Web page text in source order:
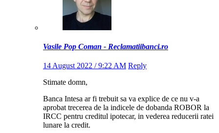
Vasile Pop Coman - Reclamatiibanci.ro
14 August 2022 / 9:22 AM Reply
Stimate domn,
Banca Intesa ar fi trebuit sa va explice de ce nu v-a
aprobat trecerea de la indicele de dobanda ROBOR la
IRCC pentru creditul ipotecar, in vederea reducerii ratei
lunare la credit.